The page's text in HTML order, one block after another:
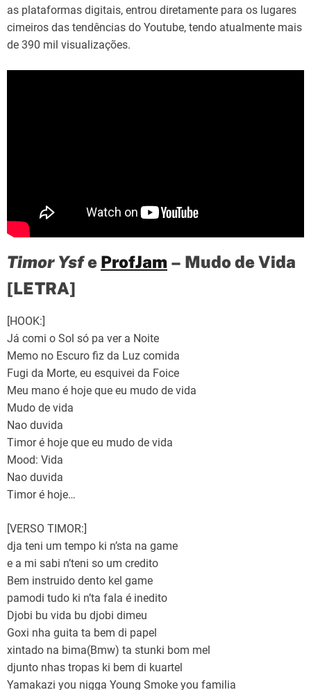
as plataformas digitais, entrou diretamente para os lugares
cimeiros das tendências do Youtube, tendo atualmente mais
de 390 mil visualizações.
Timor Ysfe ProfJam – Mudo de Vida
[LETRA]
[HOOK:]
Já comi o Sol só pa ver a Noite
Memo no Escuro fiz da Luz comida
Fugi da Morte, eu esquivei da Foice
Meu mano é hoje que eu mudo de vida
Mudo de vida
Nao duvida
Timor é hoje que eu mudo de vida
Mood: Vida
Nao duvida
Timor é hoje…
[VERSO TIMOR:]
dja teni um tempo ki n’sta na game
e a mi sabi n’teni so um credito
Bem instruido dento kel game
pamodi tudo ki n’ta fala é inedito
Djobi bu vida bu djobi dimeu
Goxi nha guita ta bem di papel
xintado na bima(Bmw) ta stunki bom mel
djunto nhas tropas ki bem di kuartel
Yamakazi you nigga Young Smoke you familia